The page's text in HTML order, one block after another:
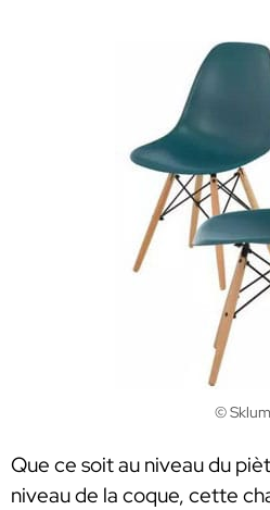
© Sklum
Que ce soit au niveau du
niveau de la coque, cette